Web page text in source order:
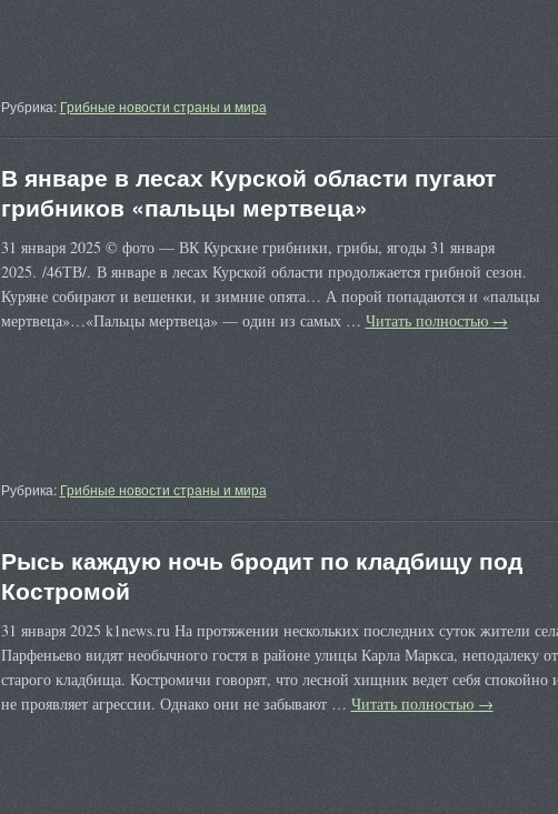
Рубрика: Грибные новости страны и мира
В январе в лесах Курской области пугают
грибников «пальцы мертвеца»
31 января 2025 © фото — ВК Курские грибники, грибы, ягоды 31 января
2025. /46ТВ/. В январе в лесах Курской области продолжается грибной сезон.
Куряне собирают и вешенки, и зимние опята… А порой попадаются и «пальцы
мертвеца»…«Пальцы мертвеца» — один из самых … Читать полностью →
Рубрика: Грибные новости страны и мира
Рысь каждую ночь бродит по кладбищу под
Костромой
31 января 2025 k1news.ru На протяжении нескольких последних суток жители
Парфеньево видят необычного гостя в районе улицы Карла Маркса, неподалеку от
старого кладбища. Костромичи говорят, что лесной хищник ведет себя спокойно
не проявляет агрессии. Однако они не забывают … Читать полностью →